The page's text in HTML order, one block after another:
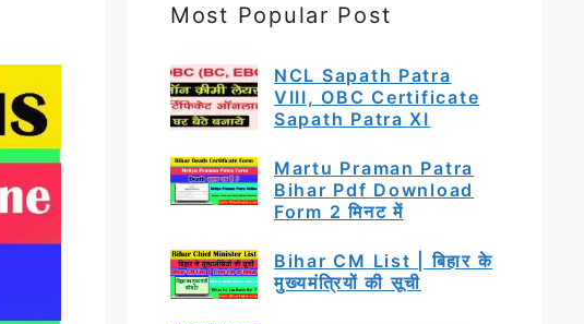
Most Popular Post
NCL Sapath Patra
VIII, OBC Certificate
Sapath Patra XI
Martu Praman Patra
Bihar Pdf Download
Form 2 मिनट में
Bihar CM List | बिहार के
मुख्यमंत्रियों की सूची